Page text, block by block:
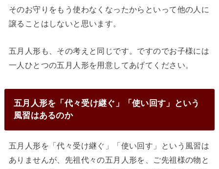
そのお守りをもう使わなくなったからといって他の人に
譲ることはしないと思います。
五月人形も、その考えと同じです。ですのでお子様には
一人ひとつの五月人形を用意してあげてください。
五月人形を「代々受け継ぐ」「使い回す」という
風習はあるのか
五月人形を「代々受け継ぐ」「使い回す」という風習は
ありませんが、先祖代々の五月人形を、ご先祖様の物と